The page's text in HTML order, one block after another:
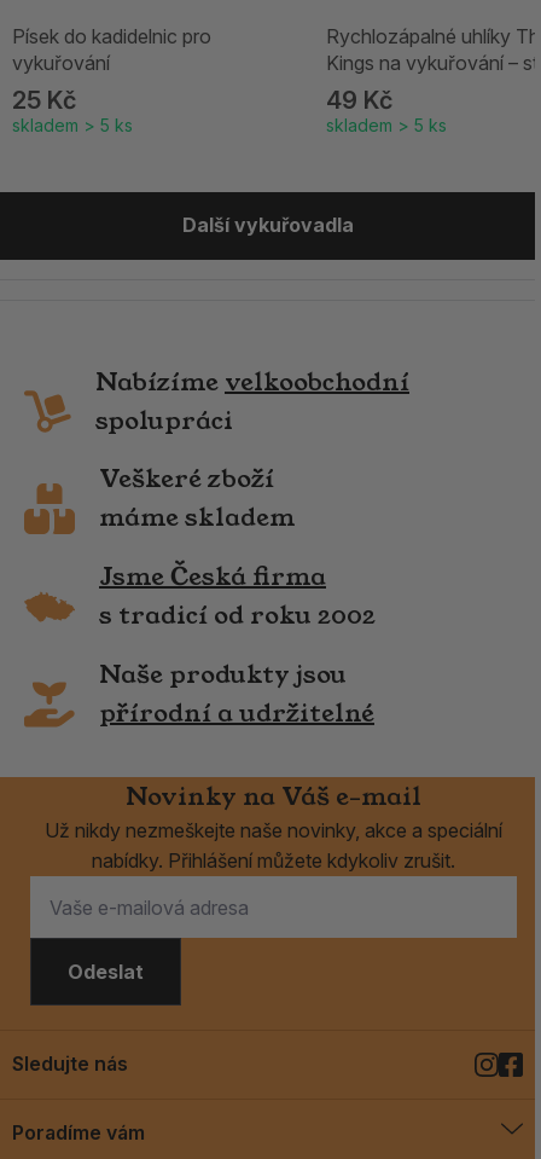
Písek do kadidelnic pro
vykuřování
25 Kč
skladem > 5 ks
Rychlozápalné uhlíky
Kings na vykuřování –
49 Kč
skladem > 5 ks
Další vykuřovadla
Nabízíme velkoobchodní
spolupráci
Veškeré zboží
máme skladem
Jsme Česká firma
s tradicí od roku 2002
Naše produkty jsou
přírodní a udržitelné
Novinky na Váš e-mail
Už nikdy nezmeškejte naše novinky, akce a speciální
nabídky. Přihlášení můžete kdykoliv zrušit.
Odeslat
Poradíme vám
Sledujte nás